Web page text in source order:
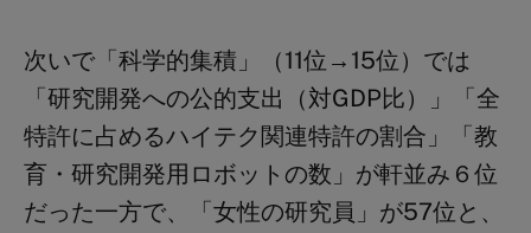
次いで「科学的集積」（11位→15位）では
「研究開発への公的支出（対GDP比）」「全
特許に占めるハイテク関連特許の割合」「教
育・研究開発用ロボットの数」が軒並み６位
だった一方で、「女性の研究員」が57位と、